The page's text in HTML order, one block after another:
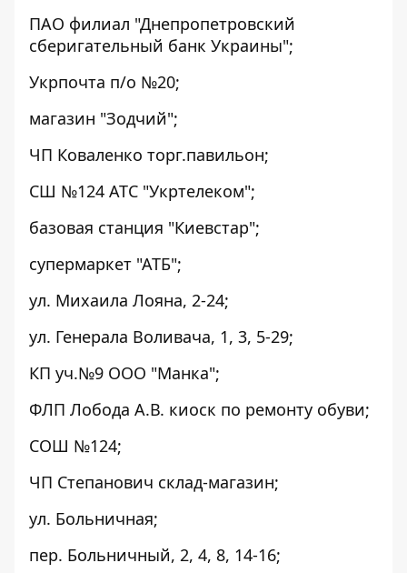
ПАО филиал "Днепропетровский
сберигательный банк Украины";
Укрпочта п/о №20;
магазин "Зодчий";
ЧП Коваленко торг.павильон;
СШ №124 АТС "Укртелеком";
базовая станция "Киевстар";
супермаркет "АТБ";
ул. Михаила Лояна, 2-24;
ул. Генерала Воливача, 1, 3, 5-29;
КП уч.№9 ООО "Манка";
ФЛП Лобода А.В. киоск по ремонту обуви;
СОШ №124;
ЧП Степанович склад-магазин;
ул. Больничная;
пер. Больничный, 2, 4, 8, 14-16;